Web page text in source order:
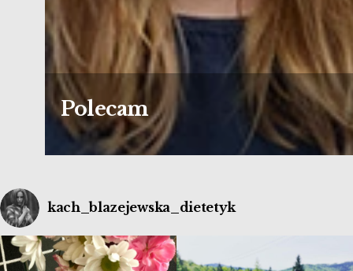
Polecam
kach_blazejewska_dietetyk